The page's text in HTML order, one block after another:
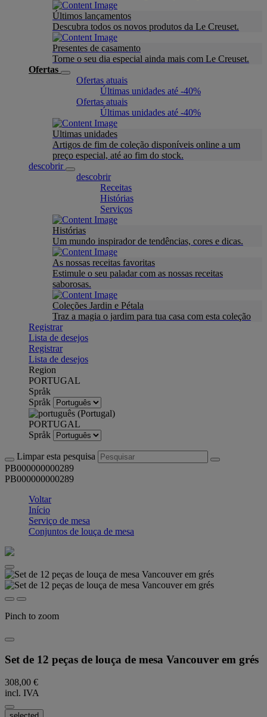
Últimos lançamentos
Descubra todos os novos produtos da Le Creuset.
Presentes de casamento
Torne o seu dia especial ainda mais com Le Creuset.
Ofertas
Ofertas atuais
Últimas unidades até -40%
Ofertas atuais
Últimas unidades até -40%
Ultimas unidades
Artigos de fim de coleção disponíveis online a um
preço especial, até ao fim do stock.
descobrir
descobrir
Receitas
Histórias
Serviços
Histórias
Um mundo inspirador de tendências, cores e dicas.
As nossas receitas favoritas
Estimule o seu paladar com as nossas receitas
saborosas.
Coleções Jardin e Pétala
Traz a magia o jardim para tua casa com esta coleção
Registrar
Lista de desejos
Registrar
Lista de desejos
Region
PORTUGAL
Språk
Språk
PORTUGAL
Språk
Limpar esta pesquisa
PB000000000289
PB000000000289
Voltar
Início
Serviço de mesa
Conjuntos de louça de mesa
Pinch to zoom
Set de 12 peças de louça de mesa Vancouver em grés
308,00 €
incl. IVA